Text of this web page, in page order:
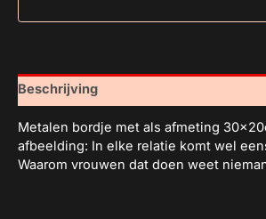
Beschrijving
Metalen bordje met als afmeting
afbeelding: In elke relatie komt wel
Waarom vrouwen dat doen weet